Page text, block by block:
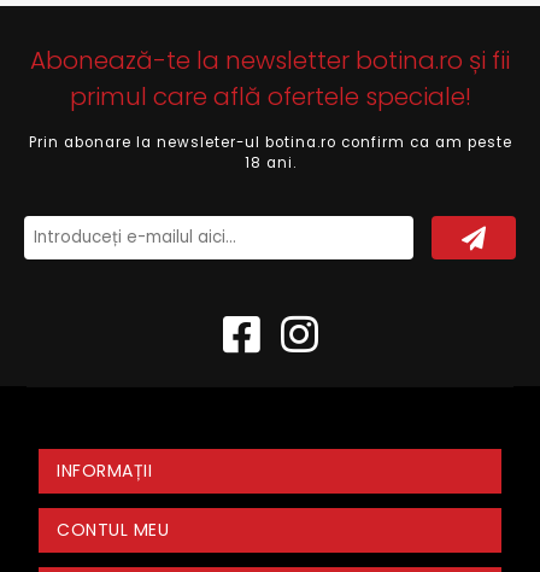
Abonează-te la newsletter botina.ro și fii
primul care află ofertele speciale!
Prin abonare la newsleter-ul botina.ro confirm ca am peste
18 ani.
INFORMAȚII
CONTUL MEU